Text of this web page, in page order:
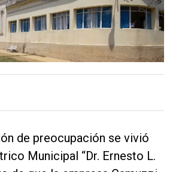
de preocupación se vivió
Municipal “Dr. Ernesto L.